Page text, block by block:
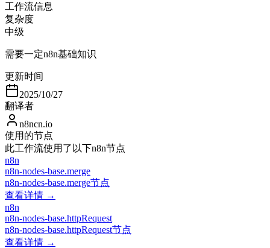
工作流信息
复杂度
中级
需要一定n8n基础知识
更新时间
2025/10/27
翻译者
n8ncn.io
使用的节点
此工作流使用了以下n8n节点
n8n
n8n-nodes-base.merge
n8n-nodes-base.merge节点
查看详情 →
n8n
n8n-nodes-base.httpRequest
n8n-nodes-base.httpRequest节点
查看详情 →